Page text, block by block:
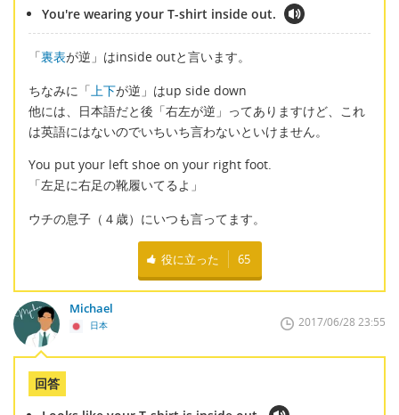
You're wearing your T-shirt inside out.
「裏表が逆」はinside outと言います。
ちなみに「上下が逆」はup side down
他には、日本語だと後「右左が逆」ってありますけど、これ
は英語にはないのでいちいち言わないといけません。
You put your left shoe on your right foot.
「左足に右足の靴履いてるよ」
ウチの息子（４歳）にいつも言ってます。
役に立った 65
Michael
日本 2017/06/28 23:55
回答